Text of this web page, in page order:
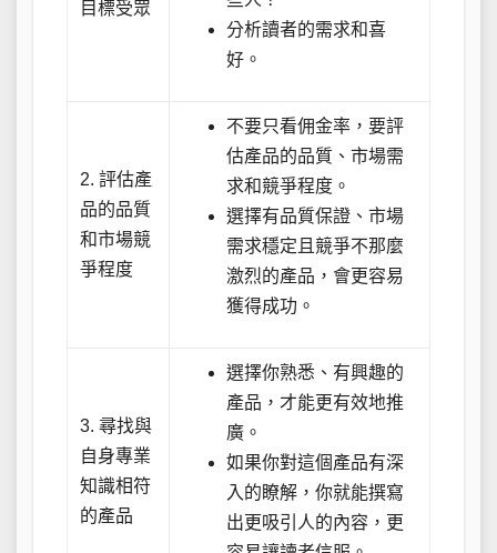
目標受眾
分析讀者的需求和喜
好。
2. 評估產
品的品質
和市場競
爭程度
不要只看佣金率，要評
估產品的品質、市場需
求和競爭程度。
選擇有品質保證、市場
需求穩定且競爭不那麼
激烈的產品，會更容易
獲得成功。
3. 尋找與
自身專業
知識相符
的產品
選擇你熟悉、有興趣的
產品，才能更有效地推
廣。
如果你對這個產品有深
入的瞭解，你就能撰寫
出更吸引人的內容，更